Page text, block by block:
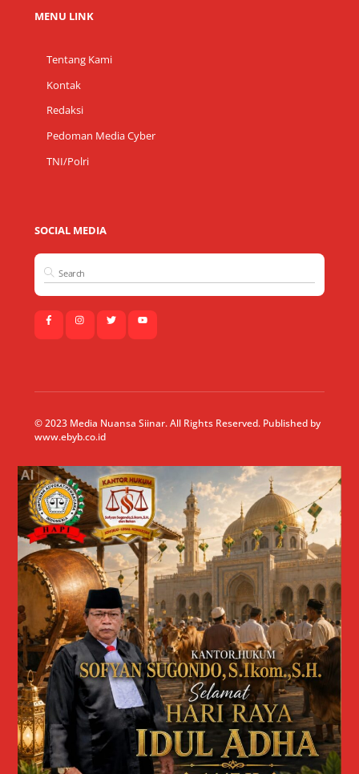
MENU LINK
Tentang Kami
Kontak
Redaksi
Pedoman Media Cyber
TNI/Polri
SOCIAL MEDIA
© 2023 Media Nuansa Siinar. All Rights Reserved. Published by
www.ebyb.co.id